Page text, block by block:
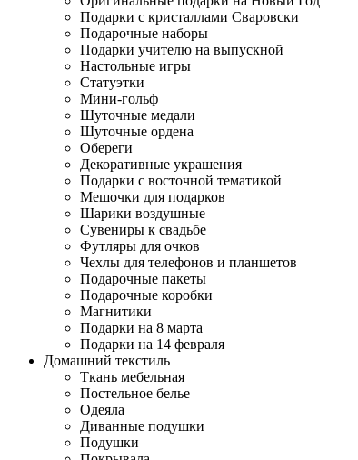
Подарки с кристаллами Сваровски
Подарочные наборы
Подарки учителю на выпускной
Настольные игры
Статуэтки
Мини-гольф
Шуточные медали
Шуточные ордена
Обереги
Декоративные украшения
Подарки с восточной тематикой
Мешочки для подарков
Шарики воздушные
Сувениры к свадьбе
Футляры для очков
Чехлы для телефонов и планшетов
Подарочные пакеты
Подарочные коробки
Магнитики
Подарки на 8 марта
Подарки на 14 февраля
Домашний текстиль
Ткань мебельная
Постельное белье
Одеяла
Диванные подушки
Подушки